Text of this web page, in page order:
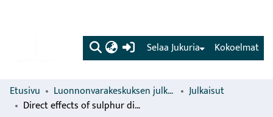
(current) Kokoelmat
Selaa Jukuria
Etusivu Luonnonvarakeskuksen julkaisut
Julkaisut
Direct effects of sulphur dioxide on Scots pine.